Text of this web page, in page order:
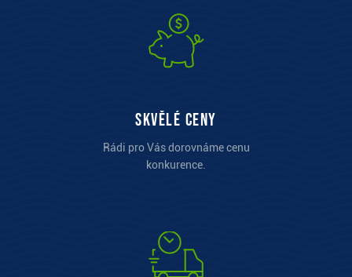
Skvělé ceny
Rádi pro Vás dorovnáme cenu
konkurence.